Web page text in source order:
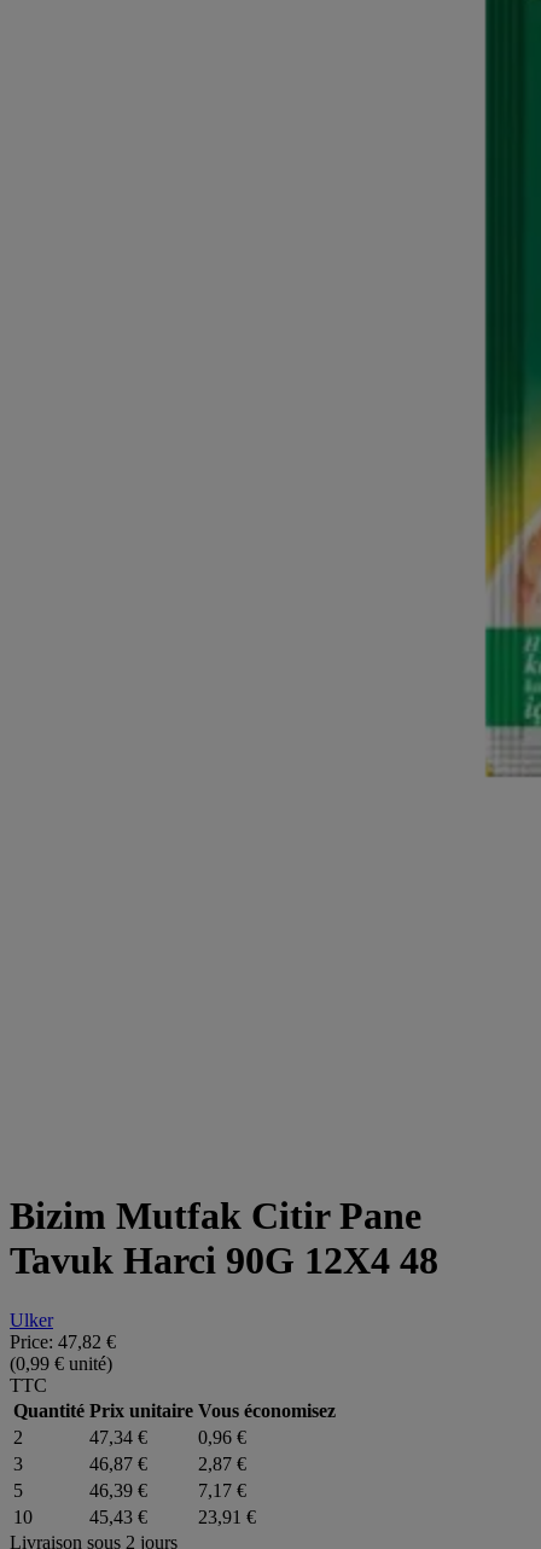
Bizim Mutfak Citir Pane
Tavuk Harci 90G 12X4 48
Ulker
Price: 47,82 €
(0,99 € unité)
TTC
Quantité Prix unitaire Vous économisez
2
47,34 €
0,96 €
3
46,87 €
2,87 €
5
46,39 €
7,17 €
10
45,43 €
23,91 €
Livraison sous 2 jours